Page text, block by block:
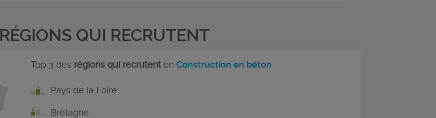
RÉGIONS QUI RECRUTENT
Top 3 des régions qui recrutenten Construction en béton
Pays de la Loire
Bretagne